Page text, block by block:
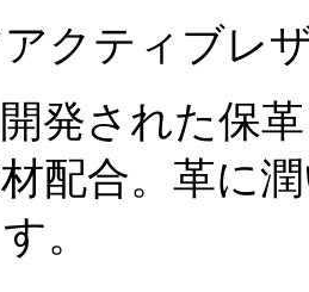
クティブレ
発された保
配合。革に
。